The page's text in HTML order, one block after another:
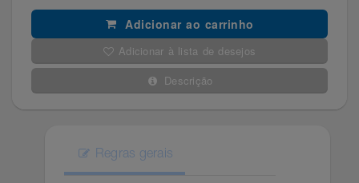
Ferramentas
Informática
Jogos E Consoles
Jbl
Loccitane Au Bresil
Natura
Pet Love Saúde
Pontos Por Opiniões
Adicionar ao carrinho
Adicionar à lista de desejos
Descrição
Regras gerais